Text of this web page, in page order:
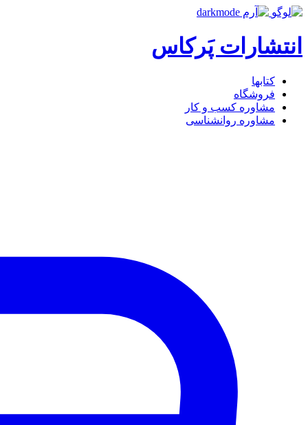
انتشارات پَرکاس
کتاب‎ها
فروشگاه
مشاوره کسب و کار
مشاوره روان‎شناسی